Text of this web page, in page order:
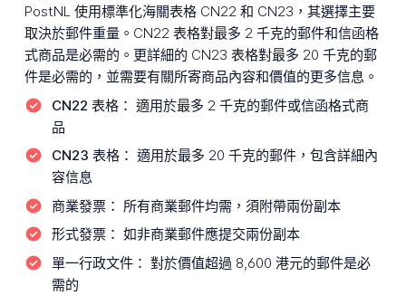
PostNL 使用標準化海關表格 CN22 和 CN23，其選擇主要
取決於郵件重量。CN22 表格對最多 2 千克的郵件和信函格
式商品是必需的。更詳細的 CN23 表格對最多 20 千克的郵
件是必需的，並需要有關所寄商品內容和價值的更多信息。
CN22 表格： 適用於最多 2 千克的郵件或信函格式商
品
CN23 表格： 適用於最多 20 千克的郵件，包含詳細內
容信息
商業發票： 所有商業郵件均需，須附帶兩份副本
形式發票： 如非商業郵件應提交兩份副本
單一行政文件： 對於價值超過 8,600 港元的郵件是必
需的